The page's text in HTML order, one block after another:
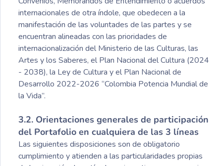
internacionales de otra índole, que obedecen a la
manifestación de las voluntades de las partes y se
encuentran alineadas con las prioridades de
internacionalización del Ministerio de las Culturas, las
Artes y los Saberes, el Plan Nacional del Cultura (2024
- 2038), la Ley de Cultura y el Plan Nacional de
Desarrollo 2022-2026 “Colombia Potencia Mundial de
la Vida”.
3.2. Orientaciones generales de participación
del Portafolio en cualquiera de las 3 líneas
Las siguientes disposiciones son de obligatorio
cumplimiento y atienden a las particularidades propias